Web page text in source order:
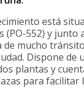
está
(PO-552) y junto
de mucho
Dispone de
plantas y
para facilitar